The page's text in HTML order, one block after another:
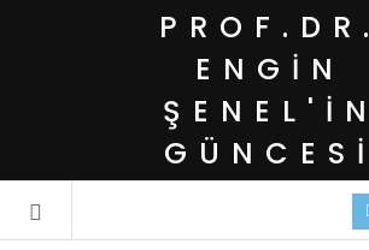
PROF.DR.
ENGIN
ŞENEL'IN
GÜNCESI